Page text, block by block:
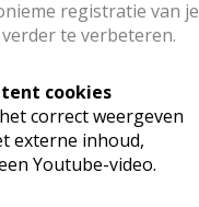
Eucharistie
registratie van je
te verbeteren.
cookies
correct weergeven
externe inhoud,
Youtube-video.